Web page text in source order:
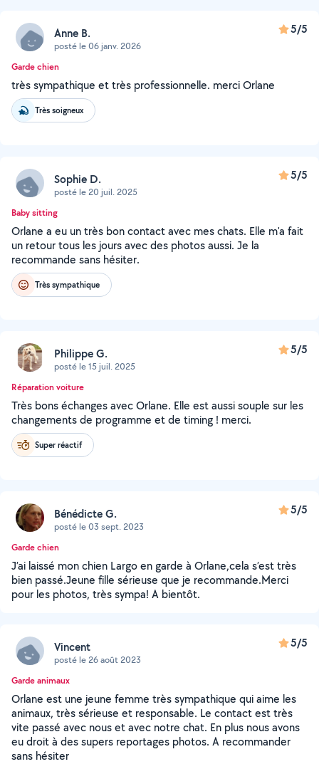
Anne B.
posté le 06 janv. 2026
5/5
Garde chien
très sympathique et très professionnelle. merci Orlane
Très soigneux
Sophie D.
posté le 20 juil. 2025
5/5
Baby sitting
Orlane a eu un très bon contact avec mes chats. Elle m'a fait
un retour tous les jours avec des photos aussi. Je la
recommande sans hésiter.
Très sympathique
Philippe G.
posté le 15 juil. 2025
5/5
Réparation voiture
Très bons échanges avec Orlane. Elle est aussi souple sur les
changements de programme et de timing ! merci.
Super réactif
Bénédicte G.
posté le 03 sept. 2023
5/5
Garde chien
J’ai laissé mon chien Largo en garde à Orlane,cela s’est très
bien passé.Jeune fille sérieuse que je recommande.Merci
pour les photos, très sympa! A bientôt.
Vincent
posté le 26 août 2023
5/5
Garde animaux
Orlane est une jeune femme très sympathique qui aime les
animaux, très sérieuse et responsable. Le contact est très
vite passé avec nous et avec notre chat. En plus nous avons
eu droit à des supers reportages photos. A recommander
sans hésiter